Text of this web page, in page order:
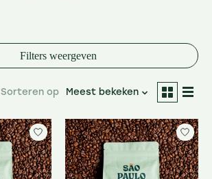
Filters weergeven
Sorteren op Meest bekeken